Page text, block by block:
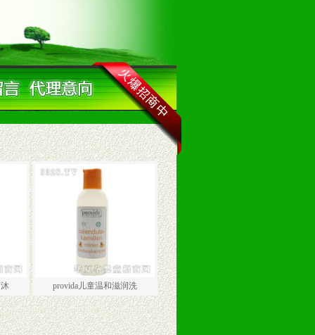
provida儿童温和滋润洗